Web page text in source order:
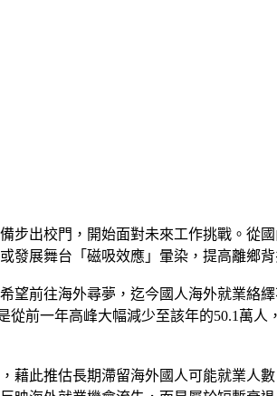
步出校門，開始面對未來工作挑戰。
發展舞台「磁吸效應」暈染，提高離鄉
望前往海外尋夢，迄今國人海外就業絡
從前一年高峰大幅減少至該年的50.1萬
藉此推估長期滯留海外國人可能就業人